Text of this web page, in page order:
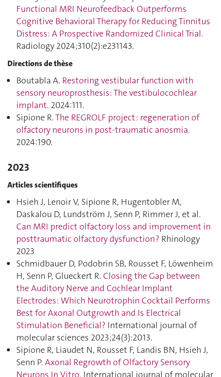
Functional MRI Neurofeedback Outperforms
Cognitive Behavioral Therapy for Reducing Tinnitus
Distress: A Prospective Randomized Clinical Trial.
Radiology 2024;310(2):e231143.
Directions de thèse
Boutabla A. Restoring vestibular function with
sensory neuroprosthesis: The vestibulocochlear
implant. 2024:111.
Sipione R.The REGROLF project : regeneration of
olfactory neurons in post-traumatic anosmia.
2024:190.
2023
Articles scientifiques
Hsieh J, Lenoir V, Sipione R, Hugentobler M,
Daskalou D, Lundström J, Senn P, Rimmer J, et al.
Can MRI predict olfactory loss and improvement in
posttraumatic olfactory dysfunction ? Rhinology
2023
Schmidbauer D, Podobrin SB, Rousset F, Löwenheim
H, Senn P, Glueckert R. Closing the Gap between
the Auditory Nerve and Cochlear Implant
Electrodes: Which Neurotrophin Cocktail Performs
Best for Axonal Outgrowth and Is Electrical
Stimulation Beneficial? International journal of
molecular sciences 2023;24(3):2013.
Sipione R, Liaudet N, Rousset F, Landis BN, Hsieh J,
Senn P. Axonal Regrowth of Olfactory Sensory